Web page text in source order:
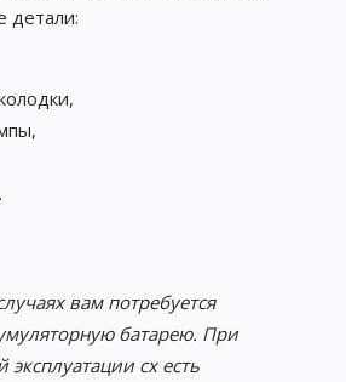
детали:
вам потребуется
батарею. При
эксплуатации cx есть